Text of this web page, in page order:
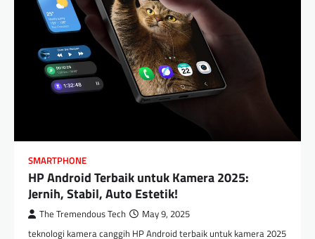
SMARTPHONE
HP Android Terbaik untuk Kamera 2025:
Jernih, Stabil, Auto Estetik!
The Tremendous Tech May 9, 2025
teknologi kamera canggih HP Android terbaik untuk kamera 2025